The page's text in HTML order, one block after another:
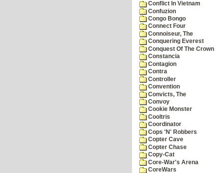
Conflict In Vietnam
Confuzion
Congo Bongo
Connect Four
Connoiseur, The
Conquering Everest
Conquest Of The Crown
Constancia
Contagion
Contra
Controller
Convention
Convicts, The
Convoy
Cookie Monster
Cooltris
Coordinator
Cops 'N' Robbers
Copter Cave
Copter Chase
Copy-Cat
Core-War's Arena
CoreWars